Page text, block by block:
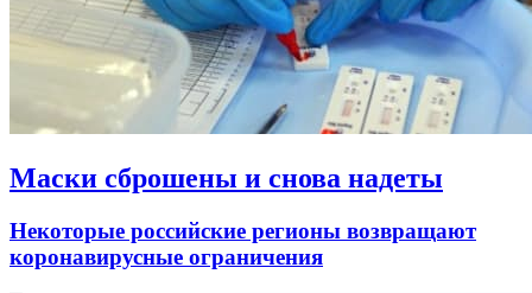
Маски сброшены и снова надеты
Некоторые российские регионы возвращают
коронавирусные ограничения